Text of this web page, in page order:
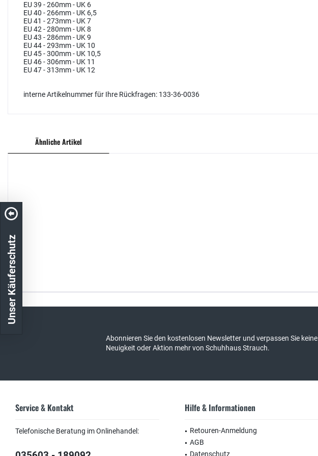
EU 39 - 260mm - UK 6
EU 40 - 266mm - UK 6,5
EU 41 - 273mm - UK 7
EU 42 - 280mm - UK 8
EU 43 - 286mm - UK 9
EU 44 - 293mm - UK 10
EU 45 - 300mm - UK 10,5
EU 46 - 306mm - UK 11
EU 47 - 313mm - UK 12
interne Artikelnummer für Ihre Rückfragen: 133-36-0036
Ähnliche Artikel
Abonnieren Sie den kostenlosen Newsletter und verpassen Sie keine
Neuigkeit oder Aktion mehr von Schuhhaus Strauch.
Service & Kontakt
Telefonische Beratung im Onlinehandel:
Hilfe & Informationen
Retouren-Anmeldung
AGB
Datenschutz
Unser Käuferschutz